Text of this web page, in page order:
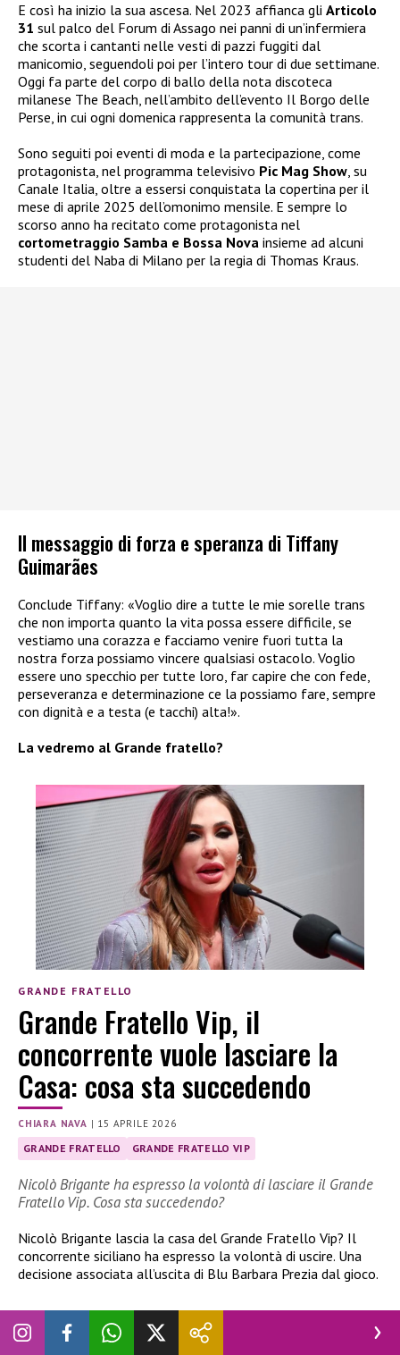
E così ha inizio la sua ascesa. Nel 2023 affianca gli Articolo
31 sul palco del Forum di Assago nei panni di un’infermiera
che scorta i cantanti nelle vesti di pazzi fuggiti dal
manicomio, seguendoli poi per l’intero tour di due settimane.
Oggi fa parte del corpo di ballo della nota discoteca
milanese The Beach, nell’ambito dell’evento Il Borgo delle
Perse, in cui ogni domenica rappresenta la comunità trans.
Sono seguiti poi eventi di moda e la partecipazione, come
protagonista, nel programma televisivo Pic Mag Show, su
Canale Italia, oltre a essersi conquistata la copertina per il
mese di aprile 2025 dell’omonimo mensile. E sempre lo
scorso anno ha recitato come protagonista nel
cortometraggio Samba e Bossa Nova insieme ad alcuni
studenti del Naba di Milano per la regia di Thomas Kraus.
Il messaggio di forza e speranza di Tiffany
Guimarães
Conclude Tiffany: «Voglio dire a tutte le mie sorelle trans
che non importa quanto la vita possa essere difficile, se
vestiamo una corazza e facciamo venire fuori tutta la
nostra forza possiamo vincere qualsiasi ostacolo. Voglio
essere uno specchio per tutte loro, far capire che con fede,
perseveranza e determinazione ce la possiamo fare, sempre
con dignità e a testa (e tacchi) alta!».
La vedremo al Grande fratello?
GRANDE FRATELLO
Grande Fratello Vip, il
concorrente vuole lasciare la
Casa: cosa sta succedendo
CHIARA NAVA | 15 APRILE 2026
GRANDE FRATELLO GRANDE FRATELLO VIP
Nicolò Brigante ha espresso la volontà di lasciare il Grande
Fratello Vip. Cosa sta succedendo?
Nicolò Brigante lascia la casa del Grande Fratello Vip? Il
concorrente siciliano ha espresso la volontà di uscire. Una
decisione associata all’uscita di Blu Barbara Prezia dal gioco.
Nicolò Brigante lascia la casa del GF Vip?